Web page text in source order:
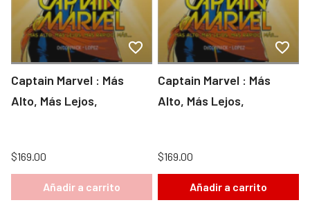
Captain Marvel : Más
Alto, Más Lejos,
$169.00
Añadir a carrito
Captain Marvel : Más
Alto, Más Lejos,
$169.00
Añadir a carrito